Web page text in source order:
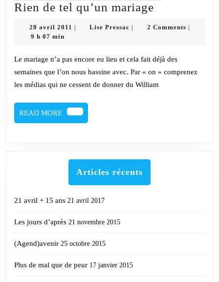
Rien de tel qu’un mariage
mariage
28 avril 2011 28
Lise Pressac Lise
2 Comments
9 h 07 min
Le mariage n’a pas encore eu lieu et cela fait déjà des
semaines que l’on nous bassine avec. Par « on » comprenez
les médias qui ne cessent de donner du William
READ MORE
READ
MORE
Articles récents
21 avril + 15 ans 21 avril 2017
Les jours d’après 21 novembre 2015
(Agend)avenir 25 octobre 2015
Plus de mal que de peur 17 janvier 2015